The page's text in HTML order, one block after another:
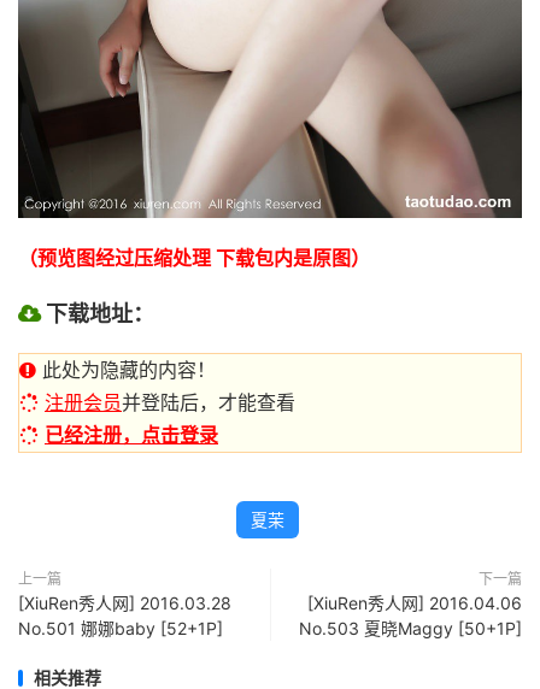
（预览图经过压缩处理 下载包内是原图）
下载地址：
此处为隐藏的内容！
注册会员并登陆后，才能查看
已经注册，点击登录
夏茉
上一篇
[XiuRen秀人网] 2016.03.28
No.501 娜娜baby [52+1P]
下一篇
[XiuRen秀人网] 2016.04.06
No.503 夏晓Maggy [50+1P]
相关推荐